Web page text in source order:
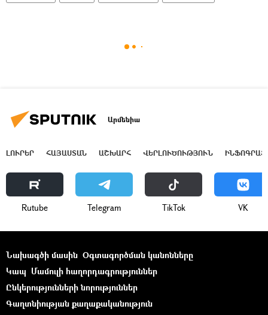
Արմենիա
ԼՈՒՐԵՐ ՀԱՅԱՍՏԱՆ ԱՇԽԱՐՀ ՎԵՐԼՈՒԾՈՒԹՅՈՒՆ
Rutube Telegram ТikТоk VK
Նախագծի մասին Օգտագործման կանոնները
Կապ Մամուլի հաղորդագրություններ
Ընկերությունների նորություններ
Գաղտնիության քաղաքականություն